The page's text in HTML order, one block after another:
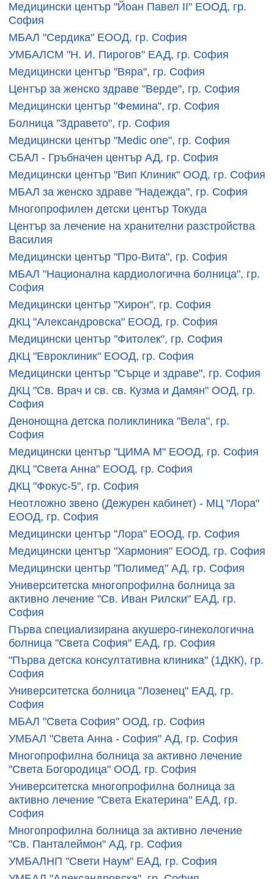
Медицински център "Йоан Павел II" ЕООД, гр.
София
МБАЛ "Сердика" ЕООД, гр. София
УМБАЛСМ "Н. И. Пирогов" ЕАД, гр. София
Медицински център "Вяра", гр. София
Център за женско здраве "Верде", гр. София
Медицински център "Фемина", гр. София
Болница "Здравето", гр. София
Медицински център "Medic one", гр. София
СБАЛ - Гръбначен център АД, гр. София
Медицински център "Вип Клиник" ООД, гр. София
МБАЛ за женско здраве "Надежда", гр. София
Многопрофилен детски център Токуда
Център за лечение на хранителни разстройства
Василия
Медицински център "Про-Вита", гр. София
МБАЛ "Национална кардиологична болница", гр.
София
Медицински център "Хирон", гр. София
ДКЦ "Александровска" ЕООД, гр. София
Медицински център "Фитолек", гр. София
ДКЦ "Евроклиник" ЕООД, гр. София
Медицински център "Сърце и здраве", гр. София
ДКЦ "Св. Врач и св. св. Кузма и Дамян" ООД, гр.
София
Денонощна детска поликлиника "Вела", гр.
София
Медицински център "ЦИМА М" ЕООД, гр. София
ДКЦ "Света Анна" ЕООД, гр. София
ДКЦ "Фокус-5", гр. София
Неотложно звено (Дежурен кабинет) - МЦ "Лора"
ЕООД, гр. София
Медицински център "Лора" ЕООД, гр. София
Медицински център "Хармония" ЕООД, гр. София
Медицински център "Полимед" АД, гр. София
Университетска многопрофилна болница за
активно лечение "Св. Иван Рилски" ЕАД, гр.
София
Първа специализирана акушеро-гинекологична
болница "Света София" ЕАД, гр. София
"Първа детска консултативна клиника" (1ДКК), гр.
София
Университетска болница "Лозенец" ЕАД, гр.
София
МБАЛ "Света София" ООД, гр. София
УМБАЛ "Света Анна - София" АД, гр. София
Многопрофилна болница за активно лечение
"Света Богородица" ООД, гр. София
Университетска многопрофилна болница за
активно лечение "Света Екатерина" ЕАД, гр.
София
Многопрофилна болница за активно лечение
"Св. Панталеймон" АД, гр. София
УМБАЛНП "Свети Наум" ЕАД, гр. София